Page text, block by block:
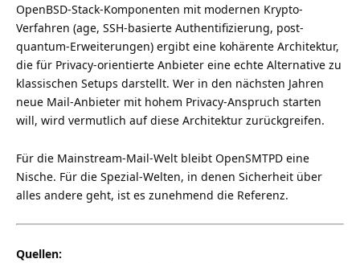
OpenBSD-Stack-Komponenten mit modernen Krypto-
Verfahren (age, SSH-basierte Authentifizierung, post-
quantum-Erweiterungen) ergibt eine kohärente Architektur,
die für Privacy-orientierte Anbieter eine echte Alternative zu
klassischen Setups darstellt. Wer in den nächsten Jahren
neue Mail-Anbieter mit hohem Privacy-Anspruch starten
will, wird vermutlich auf diese Architektur zurückgreifen.
Für die Mainstream-Mail-Welt bleibt OpenSMTPD eine
Nische. Für die Spezial-Welten, in denen Sicherheit über
alles andere geht, ist es zunehmend die Referenz.
Quellen: